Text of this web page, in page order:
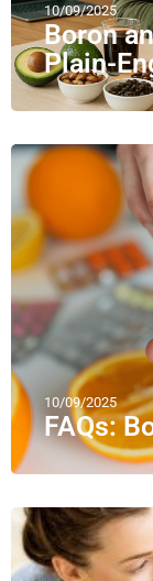
10/09/2025
Boron
Plain-
10/09/2025
FAQs: